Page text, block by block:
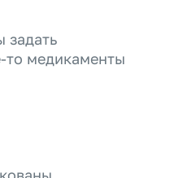
задать
то медикаменты